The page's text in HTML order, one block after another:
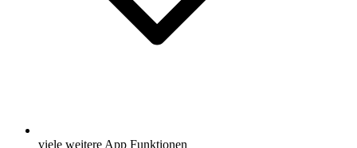
viele weitere App Funktionen